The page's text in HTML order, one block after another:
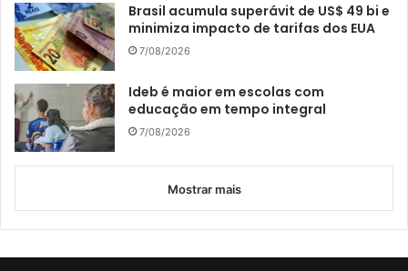
Brasil acumula superávit de US$ 49 bi e
minimiza impacto de tarifas dos EUA
7/08/2026
Ideb é maior em escolas com
educação em tempo integral
7/08/2026
Mostrar mais